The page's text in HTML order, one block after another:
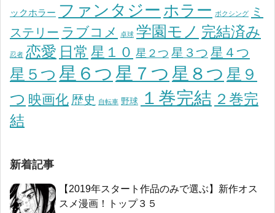
ックホラー ファンタジー ホラー ボクシング
ミ
ステリー ラブコメ 卓球 学園モノ 完結済み
忍者 恋愛 日常 星１０ 星２つ 星３つ 星４つ
星５つ 星６つ 星７つ 星８つ 星９
つ 映画化 歴史 自転車 野球 １巻完結 ２巻完
結
新着記事
【2019年スタート作品のみで選ぶ】新作オス
スメ漫画！トップ３５